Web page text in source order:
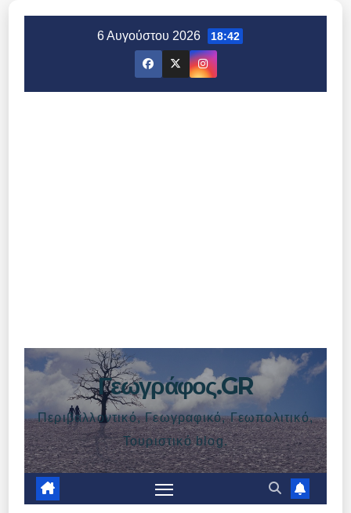
6 Αυγούστου 2026 18:42
Γεωγράφος.GR
Περιβαλλοντικό, Γεωγραφικό, Γεωπολιτικό,
Τουριστικό blog.